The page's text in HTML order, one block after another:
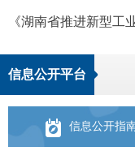
信息公开平台
信息公开指